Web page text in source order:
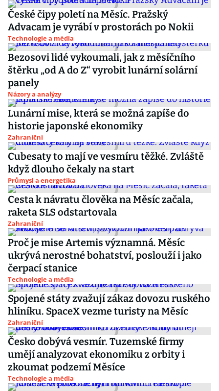
České čipy poletí na Měsíc. Pražský
Advacam je vyrábí v prostorách po Nokii
Technologie a média
Bezosovi lidé vykoumali, jak z měsíčního
štěrku „od A do Z“ vyrobit lunární solární
panely
Názory a analýzy
Lunární mise, která se možná zapíše do
historie japonské ekonomiky
Zahraniční
Cubesaty to mají ve vesmíru těžké. Zvláště
když dlouho čekaly na start
Průmysl a energetika
Cesta k návratu člověka na Měsíc začala,
raketa SLS odstartovala
Zahraniční
Proč je mise Artemis významná. Měsíc
ukrývá nerostné bohatství, poslouží i jako
čerpací stanice
Technologie a média
Spojené státy zvažují zákaz dovozu ruského
hliníku. SpaceX vezme turisty na Měsíc
Zahraniční
Česko dobývá vesmír. Tuzemské firmy
umějí analyzovat ekonomiku z orbity i
zkoumat podzemí Měsíce
Technologie a média